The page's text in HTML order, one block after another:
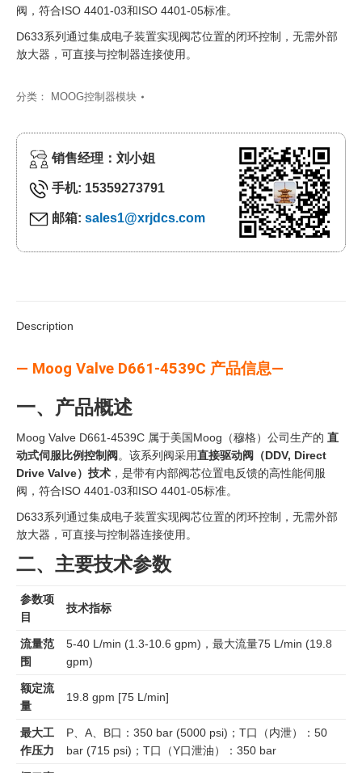
阀，符合ISO 4401-03和ISO 4401-05标准。
D633系列通过集成电子装置实现阀芯位置的闭环控制，无需外部
放大器，可直接与控制器连接使用。
分类： MOOG控制器模块
销售经理：刘小姐
手机: 15359273791
邮箱: sales1@xrjdcs.com
Description
— Moog Valve D661-4539C 产品信息—
一、产品概述
Moog Valve D661-4539C 属于美国Moog（穆格）公司生产的 直
动式伺服比例控制阀 。该系列阀采用直接驱动阀（DDV, Direct
Drive Valve）技术 ，是带有内部阀芯位置电反馈的高性能伺服
阀，符合ISO 4401-03和ISO 4401-05标准。
D633系列通过集成电子装置实现阀芯位置的闭环控制，无需外部
放大器，可直接与控制器连接使用。
二、主要技术参数
参数项
目
技术指标
流量范
围
5-40 L/min (1.3-10.6 gpm)，最大流量75 L/min (19.8
gpm)
额定流
量
19.8 gpm [75 L/min]
最大工
作压力
P、A、B口：350 bar (5000 psi)；T口（内泄）：50
bar (715 psi)；T口（Y口泄油）：350 bar